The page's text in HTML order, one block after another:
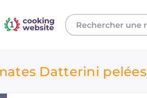
Datterini pelées